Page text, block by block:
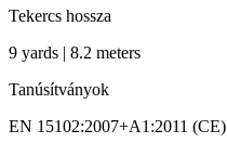
Tekercs hossza
9 yards | 8.2 meters
Tanúsítványok
EN 15102:2007+A1:2011 (CE)